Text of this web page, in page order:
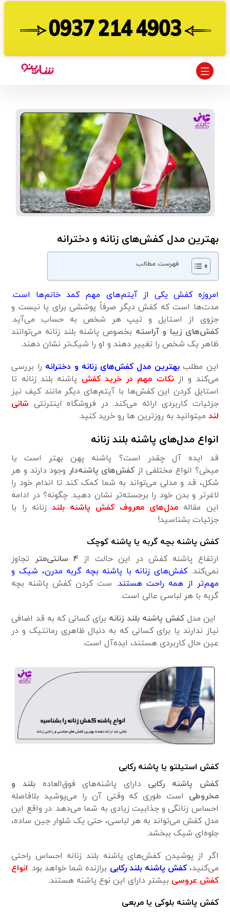
بهترین مدل کفش‌های زنانه و دخترانه
فهرست مطالب
امروزه کفش یکی از آیتم‌های مهم کمد خانم‌ها است.
مدت‌ها است که کفش دیگر صرفاً پوششی برای پا نیست و
جزوی از استایل و تیپ هر شخص به حساب می‌آید.
کفش‌های زیبا و آراسته بخصوص پاشنه بلند زنانه می‌توانند
ظاهر یک شخص را تغییر دهند و او را شیک‌تر نشان دهند.
این مطلببهترین مدل کفش‌های زنانه و دخترانه را بررسی
می‌کند و ازنکات مهم در خرید کفش پاشنه بلند زنانه تا
استایل کردن این کفش‌ها با آیتم‌های دیگر مانند کیف نیز
جزئیات کاربردی ارائه می‌کند. در فروشگاه اینترنتی شانی
لند میتوانید به روزترین ها رو خرید کنید.
انواع مدل‌های پاشنه بلند زنانه
قد ایده ‌آل چقدر است؟ پاشنه پهن بهتر است یا
میخی؟ انواع مختلفی از کفش‌های پاشنه‌دار وجود دارند و هر
شکل، قد و مدلی می‌تواند به شما کمک کند تا اندام خود را
لاغرتر و بدن خود را برجسته‌تر نشان دهید. چگونه؟ در ادامه
این مقاله مدل‌های معروف کفش پاشنه بلند زنانه را با
جزئیات بشناسید!
کفش پاشنه بچه گربه یا پاشنه کوچک
ارتفاع پاشنه کفش در این حالت از ۴ سانتی‌متر
تجاوز
نمی‌کند.کفش‌های زنانه با پاشنه بچه گربه مدرن، شیک و
مهم‌تر از همه راحت هستند. ست کردن کفش پاشنه بچه
گربه با هر لباسی عالی است.
این مدل کفش پاشنه بلند زنانه برای کسانی که به قد اضافی
نیاز ندارند یا برای کسانی که به دنبال ظاهری رمانتیک و در
عین حال کاربردی هستند، ایده‌آل است.
کفش استیلتو یا پاشنه رکابی
کفش پاشنه رکابی دارای پاشنه‌های فوق‌العاده بلند و
مخروطی است طوری که وقتی آن را می‌پوشید بلافاصله
احساس زنانگی و جذابیت زیادی به شما می‌دهد. در واقع این
مدل کفش می‌تواند به هر لباسی، حتی یک شلوار جین ساده،
جلوه‌ای شیک ببخشد.
اگر از پوشیدن کفش‌های پاشنه بلند زنانه احساس راحتی
می‌کنید،کفش پاشنه بلند رکابی برازنده شما خواهد بود. انواع
کفش عروسی بیشتر دارای این نوع پاشنه هستند.
کفش پاشنه بلوکی یا مربعی